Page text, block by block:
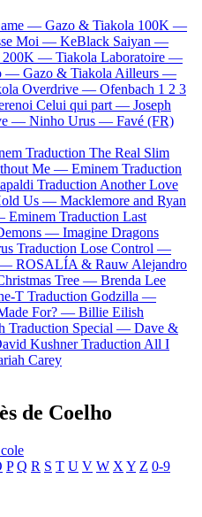
— Gazo & Tiakola 100K —
Moi — KeBlack Saiyan —
200K — Tiakola Laboratoire —
— Gazo & Tiakola Ailleurs —
Overdrive — Ofenbach 1 2 3
Celui qui part — Joseph
— Ninho Urus — Favé (FR)
Traduction The Real Slim
Me — Eminem Traduction
Traduction Another Love
Us — Macklemore and Ryan
Eminem Traduction Last
— Imagine Dragons
Traduction Lose Control —
— ROSALÍA & Rauw Alejandro
Tree — Brenda Lee
T Traduction Godzilla —
For? — Billie Eilish
Traduction Special — Dave &
Kushner Traduction All I
Carey
de Coelho
P Q R S T U V W X Y Z 0-9